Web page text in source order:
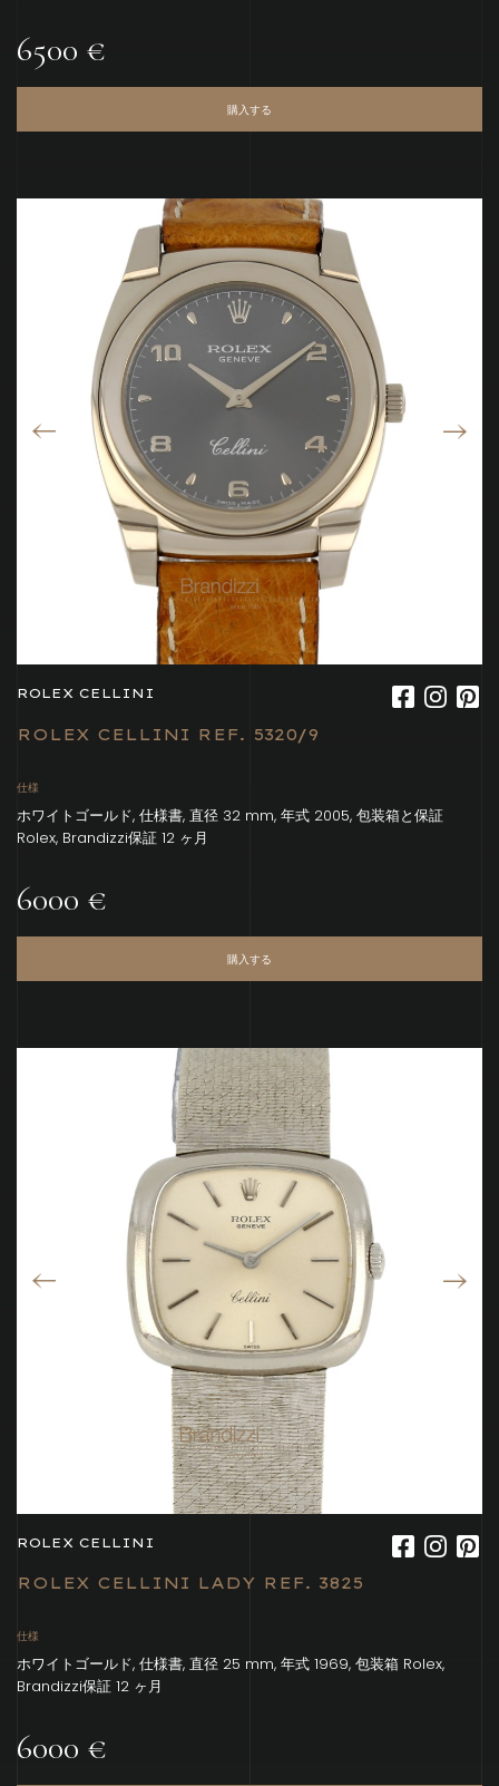
6500 €
購入する
ROLEX CELLINI
ROLEX CELLINI REF. 5320/9
仕様
ホワイトゴールド, 仕様書, 直径 32 mm, 年式 2005, 包装箱と保証
Rolex, Brandizzi保証 12 ヶ月
6000 €
購入する
ROLEX CELLINI
ROLEX CELLINI LADY REF. 3825
仕様
ホワイトゴールド, 仕様書, 直径 25 mm, 年式 1969, 包装箱 Rolex,
Brandizzi保証 12 ヶ月
6000 €